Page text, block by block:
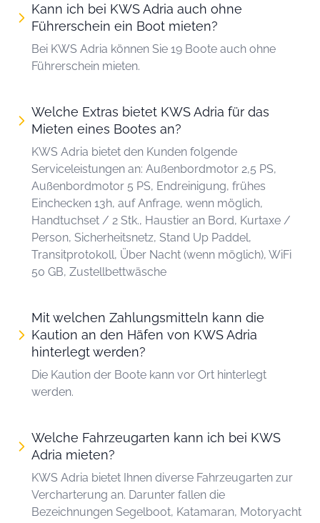
Kann ich bei KWS Adria auch ohne
Führerschein ein Boot mieten?
Bei KWS Adria können Sie 19 Boote auch ohne
Führerschein mieten.
Welche Extras bietet KWS Adria für das
Mieten eines Bootes an?
KWS Adria bietet den Kunden folgende
Serviceleistungen an: Außenbordmotor 2,5 PS,
Außenbordmotor 5 PS, Endreinigung, frühes
Einchecken 13h, auf Anfrage, wenn möglich,
Handtuchset / 2 Stk., Haustier an Bord, Kurtaxe /
Person, Sicherheitsnetz, Stand Up Paddel,
Transitprotokoll, Über Nacht (wenn möglich), WiFi
50 GB, Zustellbettwäsche
Mit welchen Zahlungsmitteln kann die
Kaution an den Häfen von KWS Adria
hinterlegt werden?
Die Kaution der Boote kann vor Ort hinterlegt
werden.
Welche Fahrzeugarten kann ich bei KWS
Adria mieten?
KWS Adria bietet Ihnen diverse Fahrzeugarten zur
Vercharterung an. Darunter fallen die
Bezeichnungen Segelboot, Katamaran, Motoryacht